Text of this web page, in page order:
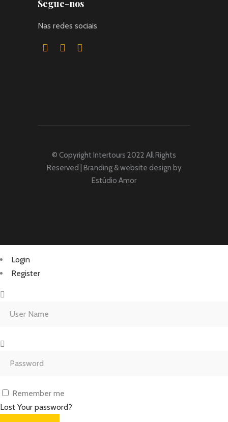
Segue-nos
Nas redes sociais
© Copyright Intertours 2022 All Rights
Reserved | Branding & website design by
Estúdio Amor
Login
Register
Remember me
Lost Your password?